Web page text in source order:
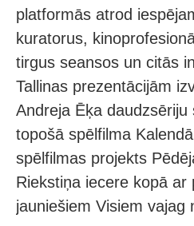
platformās atrod
kuratorus,
tirgus seansos un citās
Tallinas prezentācijām
Andreja Ēķa
topošā spēlfilma
spēlfilmas projekts
Riekstiņa iecere kopā ar
jauniešiem Visiem vajag